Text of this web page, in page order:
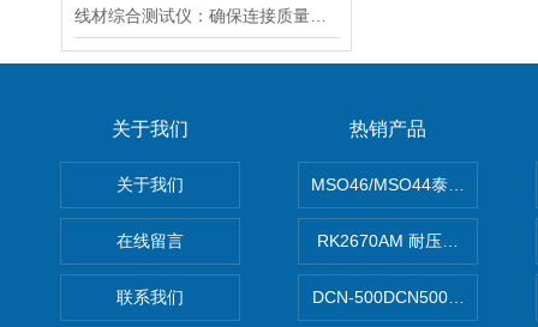
关于我们
关于我们
在线留言
联系我们
热销产品
MSO46/MSO44泰克
RK2670AM 耐压测试仪
DCN-500DCN500资料收集器